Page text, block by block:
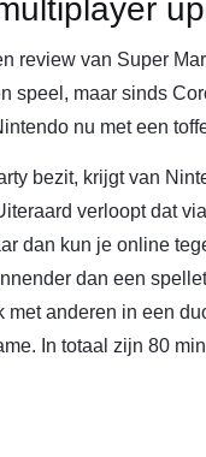
review van Super
speel, maar sinds
nu met een
bezit, krijgt van
verloopt dat
dan kun je online
dan een
met anderen in een
In totaal zijn 80